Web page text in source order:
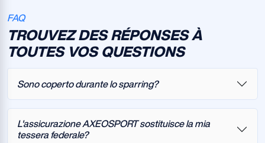
FAQ
TROUVEZ DES RÉPONSES À
TOUTES VOS QUESTIONS
Sono coperto durante lo sparring?
L'assicurazione AXEOSPORT sostituisce la mia
tessera federale?